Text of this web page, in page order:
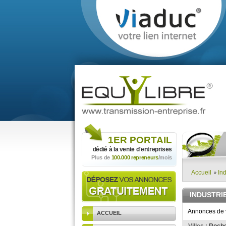
1ER PORTAIL
dédié à la vente d'entreprises
Plus de 100.000 repreneurs/mois
ACCUEIL
Accueil
Annonces de